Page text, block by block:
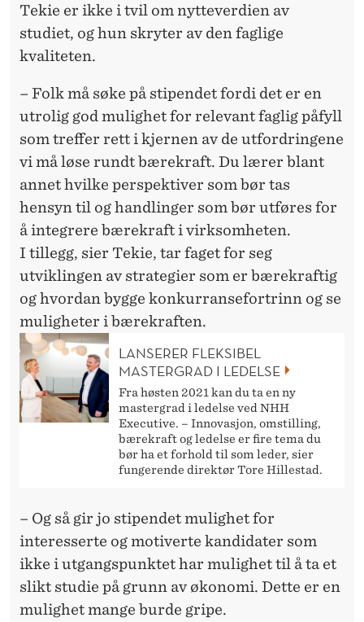
Tekie er ikke i tvil om nytteverdien av
studiet, oghun skryter av den faglige
kvaliteten.
– Folk må søke på stipendetfordi det er en
utrolig god mulighet for relevant faglig påfyll
som treffer rett i kjernen av de utfordringene
vi må løse rundt bærekraft. Du lærer blant
annet hvilke perspektiver som bør tas
hensyn til og handlinger som bør utføres for
å integrere bærekraft i virksomheten.
I tillegg, sier Tekie, tar faget for seg
utviklingen av strategier som er bærekraftig
og hvordan bygge konkurransefortrinn og se
muligheter i bærekraften.
LANSERER FLEKSIBEL
MASTERGRAD I LEDELSE
Fra høsten 2021 kan du ta en ny
mastergrad i ledelse ved NHH
Executive. – Innovasjon, omstilling,
bærekraft og ledelse er fire tema du
bør ha et forhold til som leder, sier
fungerende direktør Tore Hillestad.
– Og så gir jo stipendet mulighet for
interesserte og motiverte kandidater som
ikke i utgangspunktet har mulighet til å ta et
slikt studie på grunn av økonomi. Dette er en
mulighet mange burde gripe.